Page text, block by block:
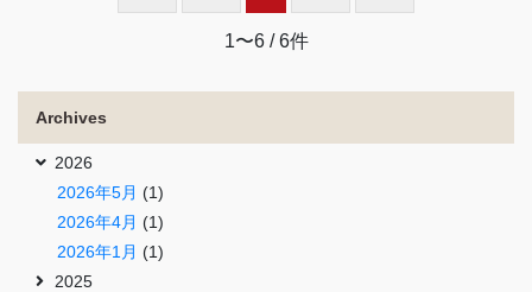
1〜6/ 6件
Archives
2026
2026年5月 (1)
2026年4月 (1)
2026年1月 (1)
2025